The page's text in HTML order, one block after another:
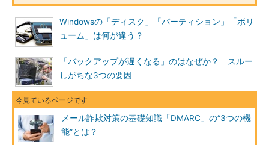
Windowsの「ディスク」「パーティション」「ボリ
ューム」は何が違う？
「バックアップが遅くなる」のはなぜか？ スルー
しがちな3つの要因
メール詐欺対策の基礎知識「DMARC」の“3つの機
能”とは？